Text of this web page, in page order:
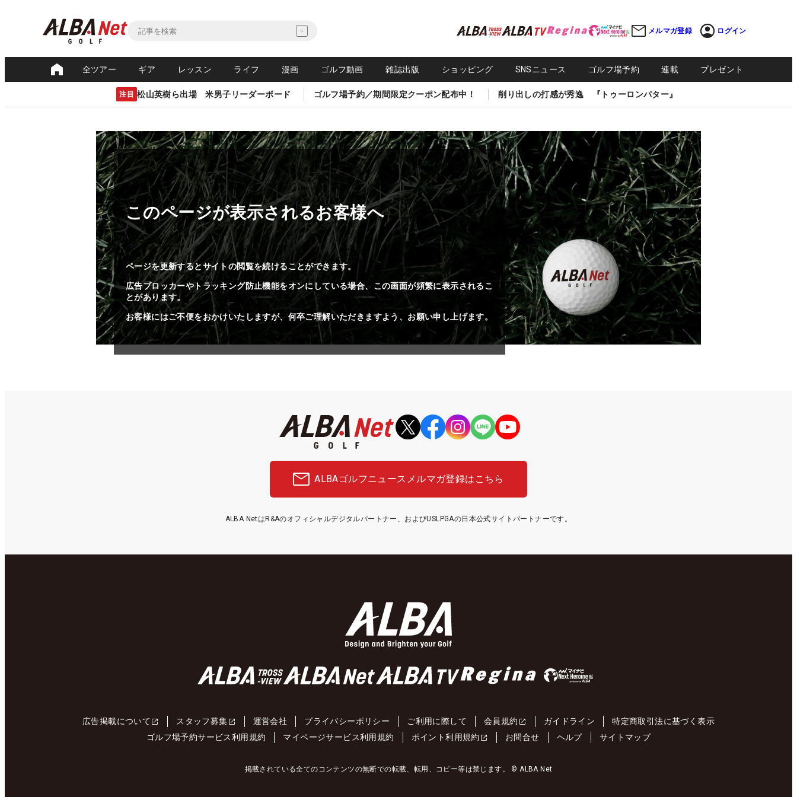
メルマガ登録 ログイン
全ツアー ギア レッスン ライフ 漫画 ゴルフ動画 雑誌出版 ショッピング SNSニュース ゴルフ場予約 連載 プレゼント
注目 松山英樹ら出場 米男子リーダーボード ゴルフ場予約／期間限定クーポン配布中！ 削り出しの打感が秀逸 『トゥーロンパター』
このページが表示されるお客様へ
ページを更新するとサイトの閲覧を続けることができます。
広告ブロッカーやトラッキング防止機能をオンにしている場合、この画面が頻繁に表示されるこ
とがあります。
お客様にはご不便をおかけいたしますが、何卒ご理解いただきますよう、お願い申し上げます。
ALBAゴルフニュース メルマガ登録はこちら
ALBA NetはR&Aのオフィシャルデジタルパートナー、およびUSLPGAの日本公式サイトパートナーです。
広告掲載について スタッフ募集 運営会社 プライバシーポリシー ご利用に際して 会員規約 ガイドライン
特定商取引法に基づく表示
ゴルフ場予約サービス利用規約
マイページサービス利用規約 ポイント利用規約 お問合せ ヘルプ サイトマップ
掲載されている全てのコンテンツの無断での転載、転用、コピー等は禁じます。 © ALBA Net